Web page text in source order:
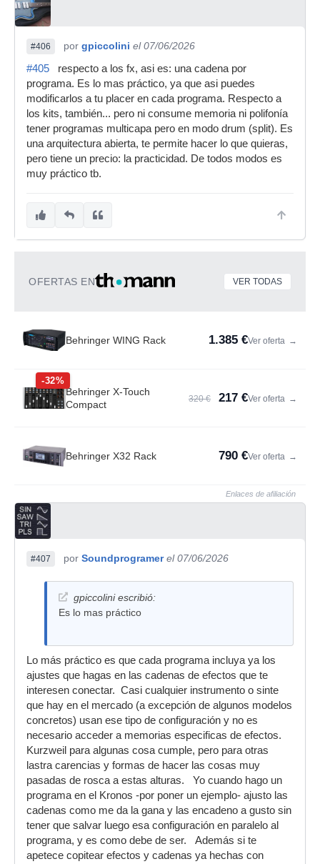
#406 por gpiccolini el 07/06/2026
#405 respecto a los fx, asi es: una cadena por
programa. Es lo mas práctico, ya que asi puedes
modificarlos a tu placer en cada programa. Respecto a
los kits, también... pero ni consume memoria ni polifonía
tener programas multicapa pero en modo drum (split). Es
una arquitectura abierta, te permite hacer lo que quieras,
pero tiene un precio: la practicidad. De todos modos es
muy práctico tb.
OFERTAS EN VER TODAS
Behringer WING Rack 1.385 €Ver oferta →
-32%
Behringer X-Touch
Compact
320 € 217 €Ver oferta →
Behringer X32 Rack 790 €Ver oferta →
Enlaces de afiliación
#407 por Soundprogramer el 07/06/2026
gpiccolini escribió:
Es lo mas práctico
Lo más práctico es que cada programa incluya ya los
ajustes que hagas en las cadenas de efectos que te
interesen conectar. Casi cualquier instrumento o sinte
que hay en el mercado (a excepción de algunos modelos
concretos) usan ese tipo de configuración y no es
necesario acceder a memorias especificas de efectos.
Kurzweil para algunas cosa cumple, pero para otras
lastra carencias y formas de hacer las cosas muy
pasadas de rosca a estas alturas. Yo cuando hago un
programa en el Kronos -por poner un ejemplo- ajusto las
cadenas como me da la gana y las encadeno a gusto sin
tener que salvar luego esa configuración en paralelo al
programa, y es como debe de ser. Además si te
apetece copitear efectos y cadenas ya hechas con